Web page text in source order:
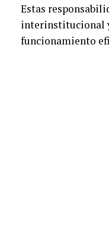
Estas
interinstitucional
funcionamiento